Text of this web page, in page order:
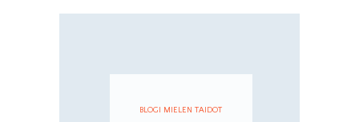
BLOGI MIELEN TAIDOT